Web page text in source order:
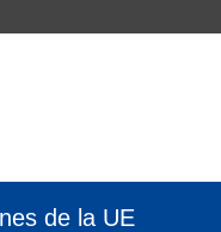
de la UE